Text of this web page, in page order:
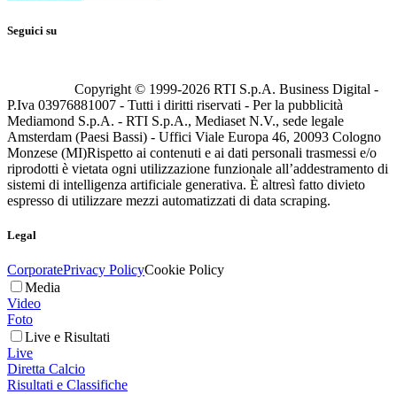
Seguici su
Copyright © 1999-2026 RTI S.p.A. Business Digital -
P.Iva 03976881007 - Tutti i diritti riservati - Per la pubblicità
Mediamond S.p.A. - RTI S.p.A., Mediaset N.V., sede legale
Amsterdam (Paesi Bassi) - Uffici Viale Europa 46, 20093 Cologno
Monzese (MI)Rispetto ai contenuti e ai dati personali trasmessi e/o
riprodotti è vietata ogni utilizzazione funzionale all’addestramento di
sistemi di intelligenza artificiale generativa. È altresì fatto divieto
espresso di utilizzare mezzi automatizzati di data scraping.
Legal
CorporatePrivacy PolicyCookie Policy
Media
Video
Foto
Live e Risultati
Live
Diretta Calcio
Risultati e Classifiche